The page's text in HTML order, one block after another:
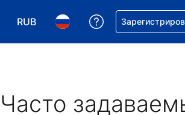
RUB
Выберите валюту. Текущая
Выберите язык. Текущий
Получите
Часто